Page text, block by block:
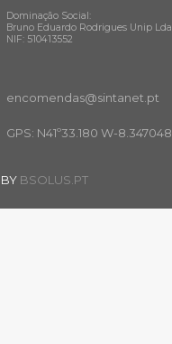
Dominação Social:
Bruno Eduardo Rodrigues Unip Lda
NIF: 510413552
encomendas@sintanet .pt
GPS: N41º33.180 W-8.347048
BSOLUS.PT